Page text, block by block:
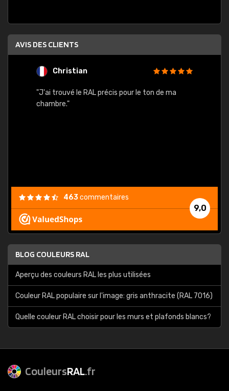
AVIS DES CLIENTS
Christian
"J'ai trouvé le RAL précis pour le ton de ma
chambre."
9,0
463commentaires
BLOG COULEURS RAL
Aperçu des couleurs RAL les plus utilisées
Couleur RAL populaire sur l'image: gris anthracite (RAL 7016)
Quelle couleur RAL choisir pour les murs et plafonds blancs?
CouleursRAL.fr